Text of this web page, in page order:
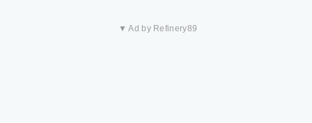
▼ Ad by Refinery89